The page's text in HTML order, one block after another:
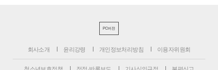
PC버전
회사소개 윤리강령 개인정보처리방침 이용자위원회